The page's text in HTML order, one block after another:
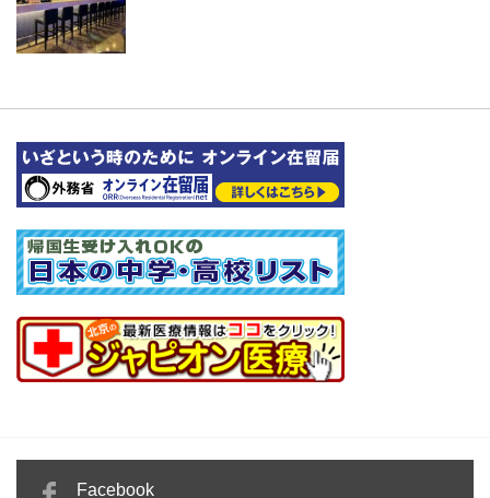
Facebook